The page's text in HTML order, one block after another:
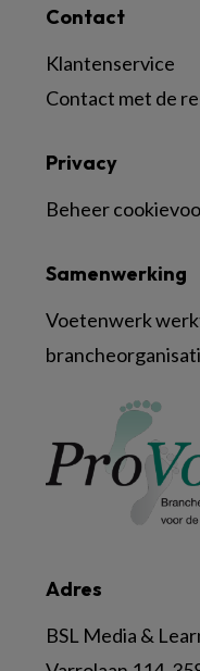
Contact
Klantenservice
Contact met de
Adres
BSL Media &
Samenwerking
Voetenwerk
Privacy
Beheer